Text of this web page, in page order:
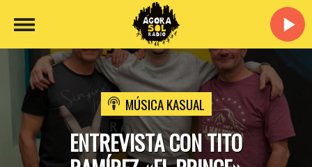
MÚSICA KASUAL
ENTREVISTA CON TITO